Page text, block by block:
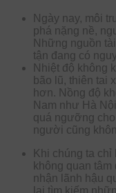
Ngày nay, môi
phá nặng nề,
Những nguồn
tận đang có
Nhiệt độ không
bão lũ, thiên tai
hơn. Nồng độ
Nam như Hà
quá ngưỡng
người cũng
Khi chúng ta
không quan
nhận lãnh hậu
lại tìm kiếm